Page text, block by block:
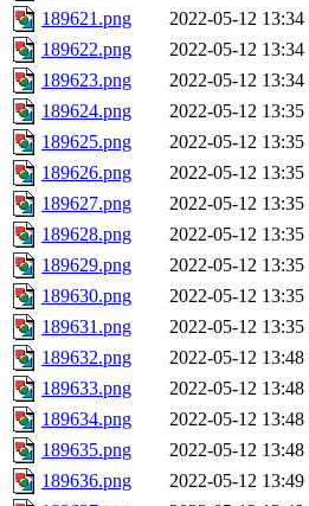
189621.png
2022-05-12 13:34
189622.png
2022-05-12 13:34
189623.png
2022-05-12 13:34
189624.png
2022-05-12 13:35
189625.png
2022-05-12 13:35
189626.png
2022-05-12 13:35
189627.png
2022-05-12 13:35
189628.png
2022-05-12 13:35
189629.png
2022-05-12 13:35
189630.png
2022-05-12 13:35
189631.png
2022-05-12 13:35
189632.png
2022-05-12 13:48
189633.png
2022-05-12 13:48
189634.png
2022-05-12 13:48
189635.png
2022-05-12 13:48
189636.png
2022-05-12 13:49